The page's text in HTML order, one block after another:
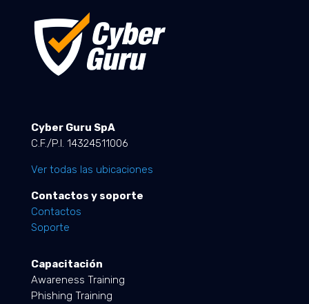
Cyber Guru SpA
C.F./P.I. 14324511006
Ver todas las ubicaciones
Contactos y soporte
Contactos
Soporte
Capacitación
Awareness Training
Phishing Training